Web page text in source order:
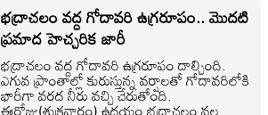
భద్రాచలం వద్ద గోదావరి ఉగ్రరూపం.. మొదటి
ప్రమాద హెచ్చరిక జారీ
భద్రాచలం వద్ద గోదావరి ఉగ్రరూపం దాల్చింది.
ఎగువ ప్రాంతాల్లో కురుస్తున్న వర్షాలతో గోదావరిలోకి
భారీగా వరద నీరు వచ్చి చేరుతోంది.